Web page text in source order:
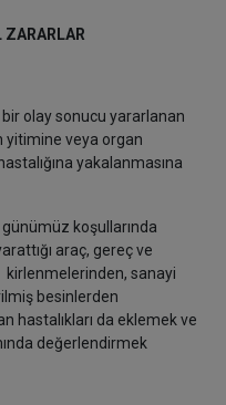
ZARARLAR
olay sonucu yararlanan
yitimine veya organ
yakalanmasına
koşullarında
araç, gereç ve
kirlenmelerinden, sanayi
besinlerden
hastalıkları da eklemek ve
değerlendirmek